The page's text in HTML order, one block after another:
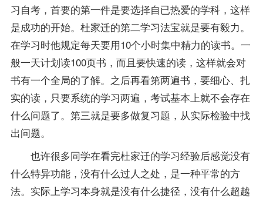
习自考，首要的第一件是要选择自已热爱的学科，这样
是成功的开始。杜家迁的第二学习法宝就是要有毅力。
在学习时他规定每天要用10个小时集中精力的读书。一
般一天计划读100页书，而且要快速的读，这样就会对
书有一个全局的了解。之后再看第两遍书，要细心、扎
实的读，只要系统的学习两遍，考试基本上就不会存在
什么问题了。第三就是要多做复习题，从实际检验中找
出问题。
也许很多同学在看完杜家迁的学习经验后感觉没有
什么特异功能，没有什么过人之处，是一种平常的方
法。实际上学习本身就是没有什么捷径，没有什么超越